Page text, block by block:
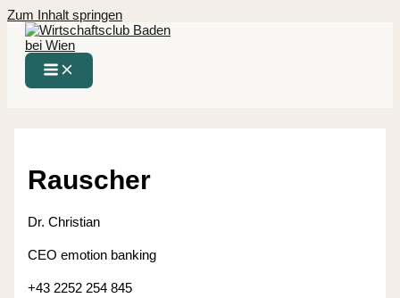
Zum Inhalt springen
Rauscher
Dr. Christian
CEO emotion banking
+43 2252 254 845